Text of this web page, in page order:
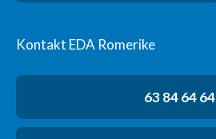
Kontakt EDA Romerike
63 84 64 64